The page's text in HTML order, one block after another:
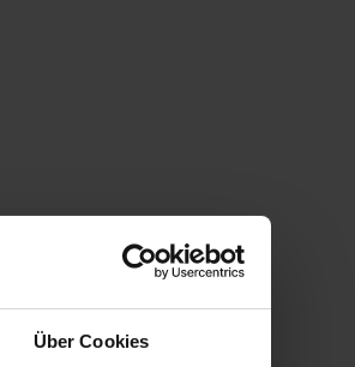
Über Cookies